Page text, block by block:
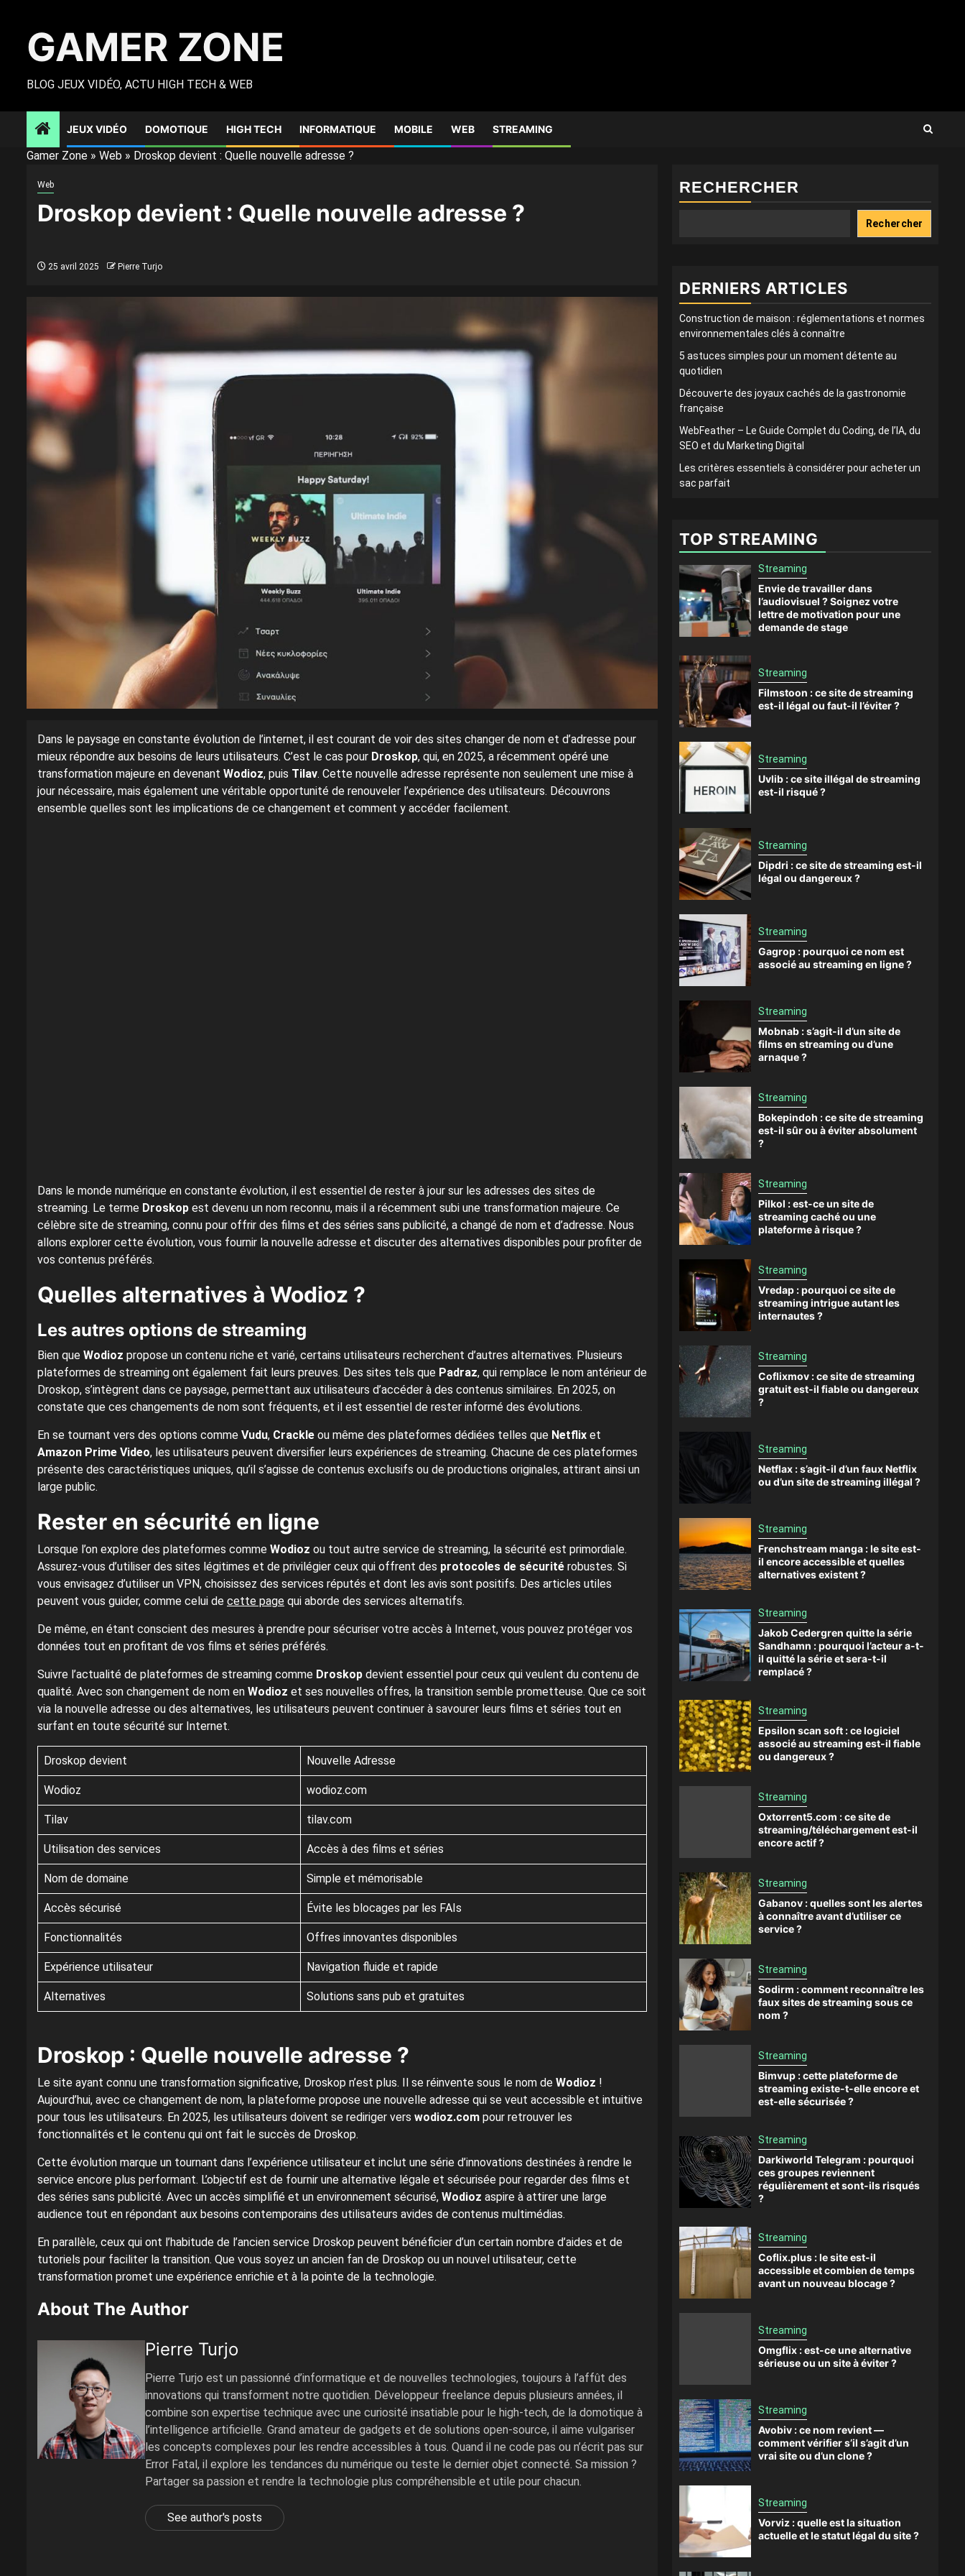
contentGAMER ZONE
BLOG JEUX VIDÉO, ACTU HIGH TECH & WEB
JEUX VIDÉO DOMOTIQUE HIGH TECH INFORMATIQUE MOBILE WEB STREAMING
Gamer Zone » Web » Droskop devient : Quelle nouvelle adresse ?
Web
Droskop devient : Quelle nouvelle adresse ?
25 avril 2025 Pierre Turjo
Dans le paysage en constante évolution de l’internet, il est courant de voir des sites changer de nom et d’adresse pour
mieux répondre aux besoins de leurs utilisateurs. C’est le cas pour Droskop, qui, en 2025, a récemment opéré une
transformation majeure en devenant Wodioz, puis Tilav. Cette nouvelle adresse représente non seulement une mise à
jour nécessaire, mais également une véritable opportunité de renouveler l’expérience des utilisateurs. Découvrons
ensemble quelles sont les implications de ce changement et comment y accéder facilement.
Dans le monde numérique en constante évolution, il est essentiel de rester à jour sur les adresses des sites de
streaming. Le terme Droskop est devenu un nom reconnu, mais il a récemment subi une transformation majeure. Ce
célèbre site de streaming, connu pour offrir des films et des séries sans publicité, a changé de nom et d’adresse. Nous
allons explorer cette évolution, vous fournir la nouvelle adresse et discuter des alternatives disponibles pour profiter de
vos contenus préférés.
Quelles alternatives à Wodioz ?
Les autres options de streaming
Bien que Wodioz propose un contenu riche et varié, certains utilisateurs recherchent d’autres alternatives. Plusieurs
plateformes de streaming ont également fait leurs preuves. Des sites tels que Padraz, qui remplace le nom antérieur de
Droskop, s’intègrent dans ce paysage, permettant aux utilisateurs d’accéder à des contenus similaires. En 2025, on
constate que ces changements de nom sont fréquents, et il est essentiel de rester informé des évolutions.
En se tournant vers des options comme Vudu, Crackle ou même des plateformes dédiées telles que Netflix et
Amazon Prime Video, les utilisateurs peuvent diversifier leurs expériences de streaming. Chacune de ces plateformes
présente des caractéristiques uniques, qu’il s’agisse de contenus exclusifs ou de productions originales, attirant ainsi un
large public.
Rester en sécurité en ligne
Lorsque l’on explore des plateformes comme Wodioz ou tout autre service de streaming, la sécurité est primordiale.
Assurez-vous d’utiliser des sites légitimes et de privilégier ceux qui offrent des protocoles de sécurité robustes. Si
vous envisagez d’utiliser un VPN, choisissez des services réputés et dont les avis sont positifs. Des articles utiles
peuvent vous guider, comme celui de cette page qui aborde des services alternatifs.
De même, en étant conscient des mesures à prendre pour sécuriser votre accès à Internet, vous pouvez protéger vos
données tout en profitant de vos films et séries préférés.
Suivre l’actualité de plateformes de streaming comme Droskop devient essentiel pour ceux qui veulent du contenu de
qualité. Avec son changement de nom en Wodioz et ses nouvelles offres, la transition semble prometteuse. Que ce soit
via la nouvelle adresse ou des alternatives, les utilisateurs peuvent continuer à savourer leurs films et séries tout en
surfant en toute sécurité sur Internet.
Droskop devient Nouvelle Adresse
Wodioz wodioz.com
Tilav tilav.com
Utilisation des services Accès à des films et séries
Nom de domaine Simple et mémorisable
Accès sécurisé Évite les blocages par les FAIs
Fonctionnalités Offres innovantes disponibles
Expérience utilisateur Navigation fluide et rapide
Alternatives Solutions sans pub et gratuites
Droskop : Quelle nouvelle adresse ?
Le site ayant connu une transformation significative, Droskop n’est plus. Il se réinvente sous le nom de Wodioz !
Aujourd’hui, avec ce changement de nom, la plateforme propose une nouvelle adresse qui se veut accessible et intuitive
pour tous les utilisateurs. En 2025, les utilisateurs doivent se rediriger vers wodioz.com pour retrouver les
fonctionnalités et le contenu qui ont fait le succès de Droskop.
Cette évolution marque un tournant dans l’expérience utilisateur et inclut une série d’innovations destinées à rendre le
service encore plus performant. L’objectif est de fournir une alternative légale et sécurisée pour regarder des films et
des séries sans publicité. Avec un accès simplifié et un environnement sécurisé, Wodioz aspire à attirer une large
audience tout en répondant aux besoins contemporains des utilisateurs avides de contenus multimédias.
En parallèle, ceux qui ont l’habitude de l’ancien service Droskop peuvent bénéficier d’un certain nombre d’aides et de
tutoriels pour faciliter la transition. Que vous soyez un ancien fan de Droskop ou un nouvel utilisateur, cette
transformation promet une expérience enrichie et à la pointe de la technologie.
About The Author
Pierre Turjo
Pierre Turjo est un passionné d’informatique et de nouvelles technologies, toujours à l’affût des
innovations qui transforment notre quotidien. Développeur freelance depuis plusieurs années, il
combine son expertise technique avec une curiosité insatiable pour le high-tech, de la domotique à
l’intelligence artificielle. Grand amateur de gadgets et de solutions open-source, il aime vulgariser
les concepts complexes pour les rendre accessibles à tous. Quand il ne code pas ou n’écrit pas sur
Error Fatal, il explore les tendances du numérique ou teste le dernier objet connecté. Sa mission ?
Partager sa passion et rendre la technologie plus compréhensible et utile pour chacun.
See author's posts
RECHERCHER
Rechercher
DERNIERS ARTICLES
Construction de maison : réglementations et normes
environnementales clés à connaître
5 astuces simples pour un moment détente au
quotidien
Découverte des joyaux cachés de la gastronomie
française
WebFeather – Le Guide Complet du Coding, de l’IA, du
SEO et du Marketing Digital
Les critères essentiels à considérer pour acheter un
sac parfait
TOP STREAMING
Streaming
Envie de travailler dans
l’audiovisuel ? Soignez votre
lettre de motivation pour une
demande de stage
Streaming
Filmstoon : ce site de streaming
est-il légal ou faut-il l’éviter ?
Streaming
Uvlib : ce site illégal de streaming
est-il risqué ?
Streaming
Dipdri : ce site de streaming est-il
légal ou dangereux ?
Streaming
Gagrop : pourquoi ce nom est
associé au streaming en ligne ?
Streaming
Mobnab : s’agit-il d’un site de
films en streaming ou d’une
arnaque ?
Streaming
Bokepindoh : ce site de streaming
est-il sûr ou à éviter absolument
?
Streaming
Pilkol : est-ce un site de
streaming caché ou une
plateforme à risque ?
Streaming
Vredap : pourquoi ce site de
streaming intrigue autant les
internautes ?
Streaming
Coflixmov : ce site de streaming
gratuit est-il fiable ou dangereux
?
Streaming
Netflax : s’agit-il d’un faux Netflix
ou d’un site de streaming illégal ?
Streaming
Frenchstream manga : le site est-
il encore accessible et quelles
alternatives existent ?
Streaming
Jakob Cedergren quitte la série
Sandhamn : pourquoi l’acteur a-t-
il quitté la série et sera-t-il
remplacé ?
Streaming
Epsilon scan soft : ce logiciel
associé au streaming est-il fiable
ou dangereux ?
Streaming
Oxtorrent5.com : ce site de
streaming/téléchargement est-il
encore actif ?
Streaming
Gabanov : quelles sont les alertes
à connaître avant d’utiliser ce
service ?
Streaming
Sodirm : comment reconnaître les
faux sites de streaming sous ce
nom ?
Streaming
Bimvup : cette plateforme de
streaming existe-t-elle encore et
est-elle sécurisée ?
Streaming
Darkiworld Telegram : pourquoi
ces groupes reviennent
régulièrement et sont-ils risqués
?
Streaming
Coflix.plus : le site est-il
accessible et combien de temps
avant un nouveau blocage ?
Streaming
Omgflix : est-ce une alternative
sérieuse ou un site à éviter ?
Streaming
Avobiv : ce nom revient —
comment vérifier s’il s’agit d’un
vrai site ou d’un clone ?
Streaming
Vorviz : quelle est la situation
actuelle et le statut légal du site ?